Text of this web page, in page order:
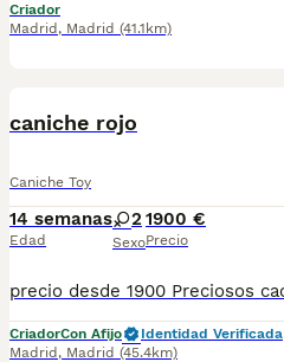
Criador
Madrid , Madrid (41.1km)
caniche rojo
Caniche Toy
14 semanas
Edad
2
Sexo
1900 €
Precio
CriadorCon Afijo
Identidad Verificada
Madrid , Madrid (45.4km)